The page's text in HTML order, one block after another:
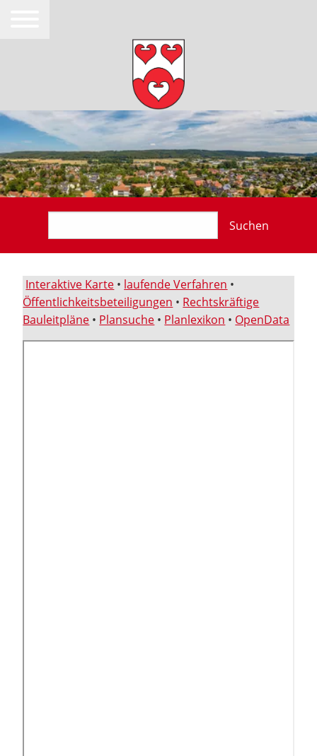
Suchen
Interaktive Karte • laufende Verfahren •
Öffentlichkeitsbeteiligungen • Rechtskräftige
Bauleitpläne • Plansuche • Planlexikon • OpenData